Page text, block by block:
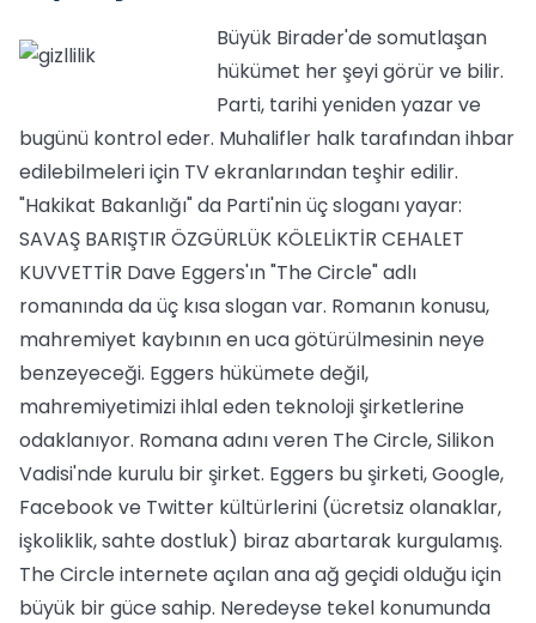
Büyük Birader'de somutlaşan
hükümet her şeyi görür ve bilir.
Parti, tarihi yeniden yazar ve
bugünü kontrol eder. Muhalifler halk tarafından ihbar
edilebilmeleri için TV ekranlarından teşhir edilir.
"Hakikat Bakanlığı" da Parti'nin üç sloganı yayar:
SAVAŞ BARIŞTIR ÖZGÜRLÜK KÖLELİKTİR CEHALET
KUVVETTİR Dave Eggers'ın "The Circle" adlı
romanında da üç kısa slogan var. Romanın konusu,
mahremiyet kaybının en uca götürülmesinin neye
benzeyeceği. Eggers hükümete değil,
mahremiyetimizi ihlal eden teknoloji şirketlerine
odaklanıyor. Romana adını veren The Circle, Silikon
Vadisi'nde kurulu bir şirket. Eggers bu şirketi, Google,
Facebook ve Twitter kültürlerini (ücretsiz olanaklar,
işkoliklik, sahte dostluk) biraz abartarak kurgulamış.
The Circle internete açılan ana ağ geçidi olduğu için
büyük bir güce sahip. Neredeyse tekel konumunda